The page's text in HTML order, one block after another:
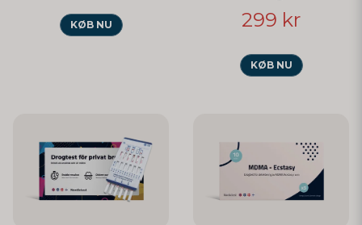
KØB NU 299 kr
KØB NU